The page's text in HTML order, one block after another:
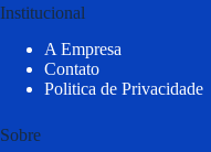
Institucional
A Empresa
Contato
Politica de Privacidade
Sobre